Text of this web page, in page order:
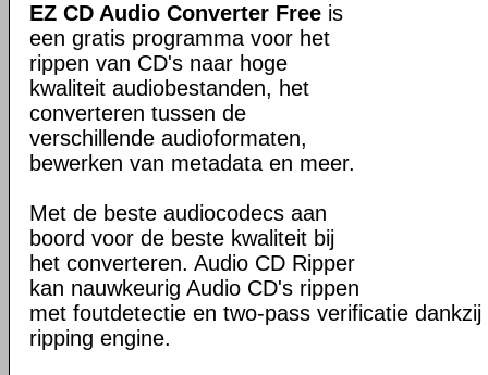
EZ CD Audio Converter Free is
een gratis programma voor het
rippen van CD's naar hoge
kwaliteit audiobestanden, het
converteren tussen de
verschillende audioformaten,
bewerken van metadata en meer.
Met de beste audiocodecs aan
boord voor de beste kwaliteit bij
het converteren. Audio CD Ripper
kan nauwkeurig Audio CD's rippen
met foutdetectie en two-pass verificatie
ripping engine.